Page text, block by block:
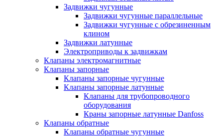
Задвижки чугунные
Задвижки чугунные параллельные
Задвижки чугунные с обрезиненным
клином
Задвижки латунные
Электроприводы к задвижкам
Клапаны электромагнитные
Клапаны запорные
Клапаны запорные чугунные
Клапаны запорные латунные
Клапаны для трубопроводного
оборудования
Краны запорные латунные Danfoss
Клапаны обратные
Клапаны обратные чугунные